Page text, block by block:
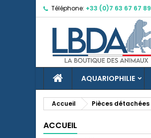
Téléphone: +33 (0)7 63 67 67 89
ACCUEILAQUARIOPHILIE
Accueil Pièces détachées
ACCUEIL